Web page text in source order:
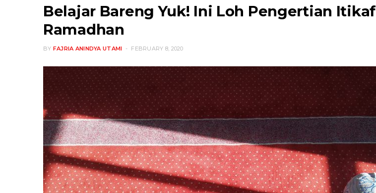
Belajar Bareng Yuk! Ini Loh Pengertian Itikaf
Ramadhan
BY FAJRIA ANINDYA UTAMI FEBRUARY 8, 2020